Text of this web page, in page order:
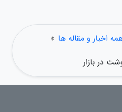
اخبار و مقاله ها »
در بازار